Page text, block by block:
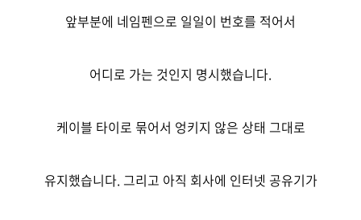
앞부분에 네임펜으로 일일이 번호를 적어서
어디로 가는 것인지 명시했습니다.
케이블 타이로 묶어서 엉키지 않은 상태 그대로
유지했습니다. 그리고 아직 회사에 인터넷 공유기가